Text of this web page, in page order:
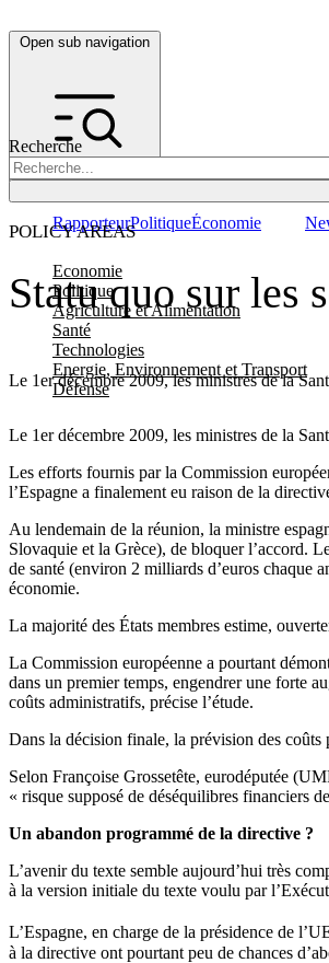
Open sub navigation
Recherche
POLICY AREAS
Economie
Politique
Agriculture et Alimentation
Santé
Technologies
Energie, Environnement et Transport
Défense
RapporteurPolitiqueÉconomie
Statu quo sur les
Le 1er décembre 2009, les ministres de la
Le 1er décembre 2009, les ministres de la
Les efforts fournis par la Commission
l’Espagne a finalement eu raison de la
Au lendemain de la réunion, la ministre
Slovaquie et la Grèce), de bloquer l’accord.
de santé (environ 2 milliards d’euros chaque
économie.
La majorité des États membres estime,
La Commission européenne a pourtant
dans un premier temps, engendrer une forte
coûts administratifs, précise l’étude.
Dans la décision finale, la prévision des coûts
Selon Françoise Grossetête, eurodéputée
« risque supposé de déséquilibres financiers
Un abandon programmé de la directive ?
L’avenir du texte semble aujourd’hui très
à la version initiale du texte voulu par
L’Espagne, en charge de la présidence de
à la directive ont pourtant peu de chances